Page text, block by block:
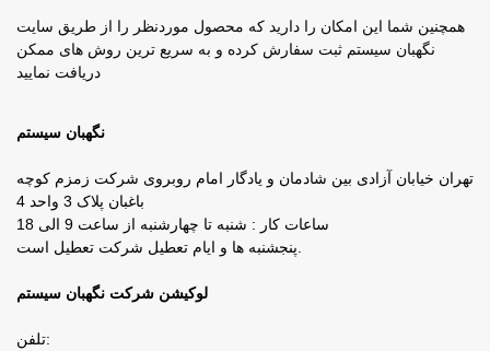
همچنین شما این امکان را دارید که محصول موردنظر را از طریق سایت
نگهبان سیستم ثبت سفارش کرده و به سریع ترین روش های ممکن
دریافت نمایید
نگهبان سیستم
تهران خیابان آزادی بین شادمان و یادگار امام روبروی شرکت زمزم کوچه
باغبان پلاک 3 واحد 4
لوکیشن شرکت نگهبان سیستم
تلفن: